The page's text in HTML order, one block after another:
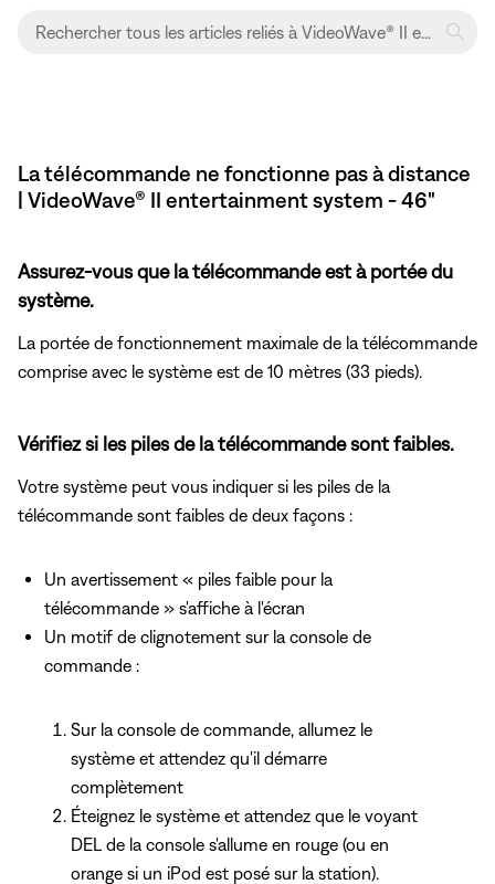
La télécommande ne fonctionne pas à distance
| VideoWave® II entertainment system - 46"
Assurez-vous que la télécommande est à portée du
système.
La portée de fonctionnement maximale de la télécommande
comprise avec le système est de 10 mètres (33 pieds).
Vérifiez si les piles de la télécommande sont faibles.
Votre système peut vous indiquer si les piles de la
télécommande sont faibles de deux façons :
Un avertissement « piles faible pour la
télécommande » s'affiche à l'écran
Un motif de clignotement sur la console de
commande :
Sur la console de commande, allumez le
système et attendez qu'il démarre
complètement
Éteignez le système et attendez que le voyant
DEL de la console s'allume en rouge (ou en
orange si un iPod est posé sur la station).